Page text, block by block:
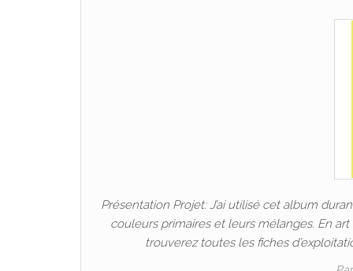
Présentation Projet: J’ai utilisé cet album
couleurs primaires et leurs mélanges. En
trouverez toutes les fiches